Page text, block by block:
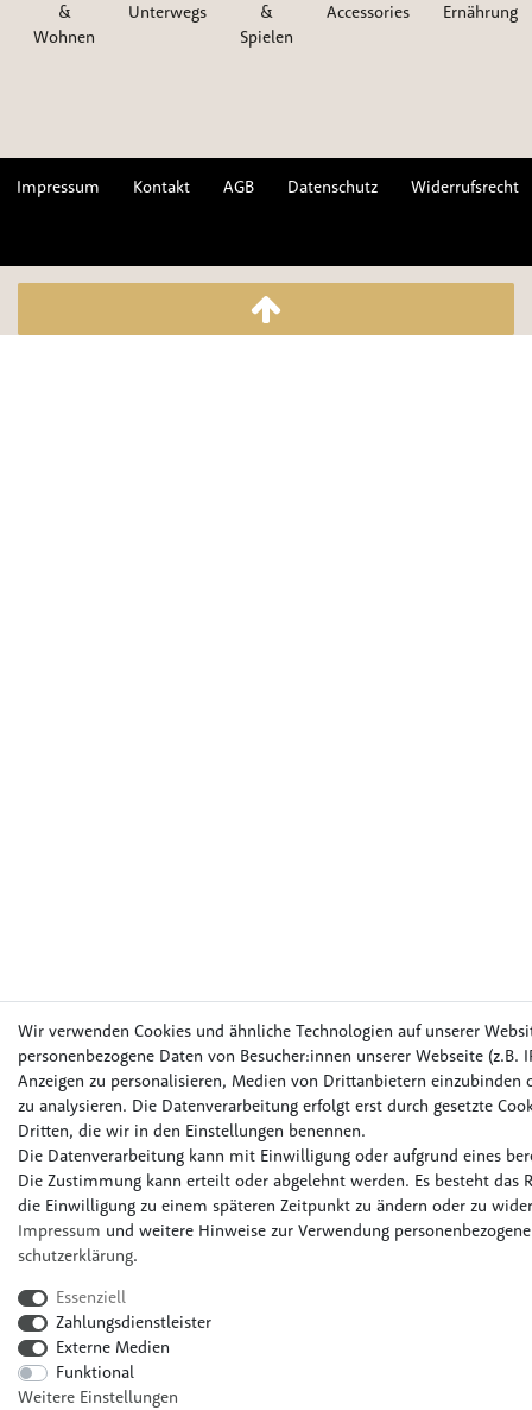
&
Wohnen
Unterwegs
&
Spielen
Accessories
Ernährung
Impressum Kontakt AGB Datenschutz Widerrufsrecht
Wir verwenden Cookies und ähnliche Technologien auf unserer
personenbezogene Daten von Besucher:innen unserer Webseite (z.B.
Anzeigen zu personalisieren, Medien von Drittanbietern einzubinden
zu analysieren. Die Datenverarbeitung erfolgt erst durch gesetzte
Dritten, die wir in den Einstellungen benennen.
Die Datenverarbeitung kann mit Einwilligung oder aufgrund eines
Die Zustimmung kann erteilt oder abgelehnt werden. Es besteht das
die Einwilligung zu einem späteren Zeitpunkt zu ändern oder zu
Impressum und weitere Hinweise zur Verwendung
schutz­erklärung.
Essenziell
Zahlungsdienstleister
Externe Medien
Funktional
Weitere Einstellungen